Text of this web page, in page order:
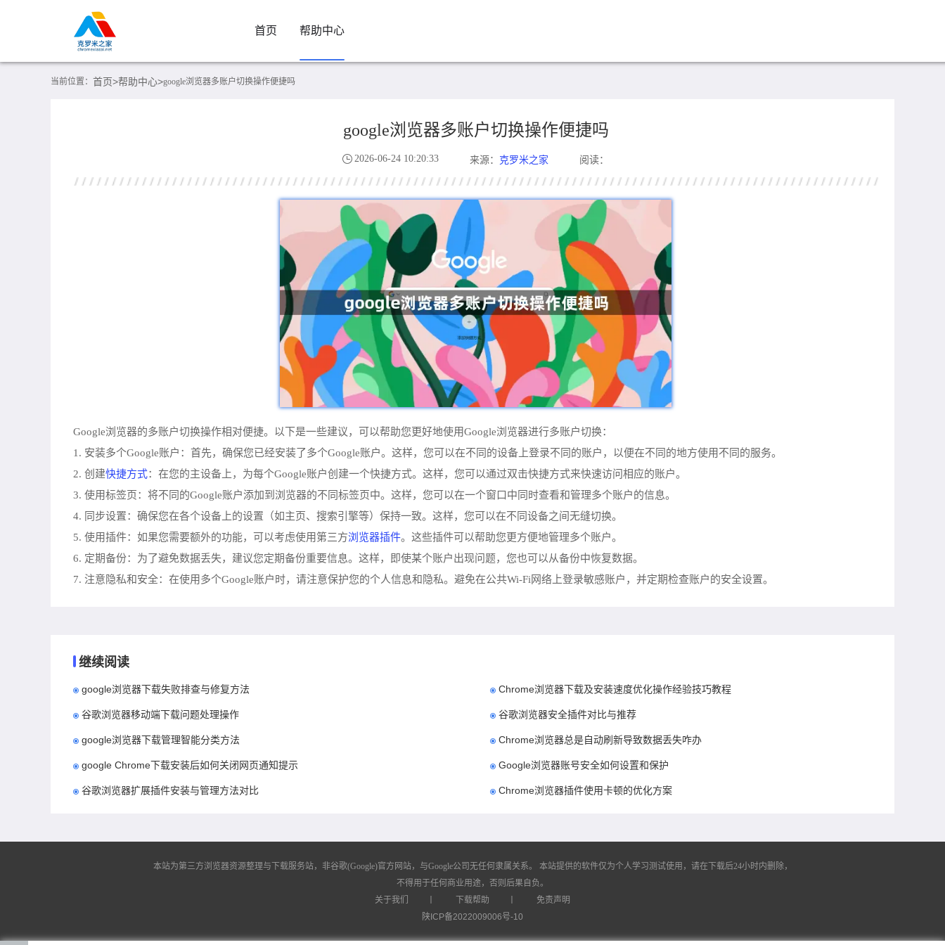
首页 帮助中心
当前位置： 首页>帮助中心>google浏览器多账户切换操作便捷吗
google浏览器多账户切换操作便捷吗
2026-06-24 10:20:33 来源： 克罗米之家 阅读：
Google浏览器的多账户切换操作相对便捷。以下是一些建议，可以帮助您更好地使用Google浏览器进行多账户切换：
1. 安装多个Google账户：首先，确保您已经安装了多个Google账户。这样，您可以在不同的设备上登录不同的账户，以便在不同的地方使用不同的服务。
2. 创建快捷方式：在您的主设备上，为每个Google账户创建一个快捷方式。这样，您可以通过双击快捷方式来快速访问相应的账户。
3. 使用标签页：将不同的Google账户添加到浏览器的不同标签页中。这样，您可以在一个窗口中同时查看和管理多个账户的信息。
4. 同步设置：确保您在各个设备上的设置（如主页、搜索引擎等）保持一致。这样，您可以在不同设备之间无缝切换。
5. 使用插件：如果您需要额外的功能，可以考虑使用第三方浏览器插件。这些插件可以帮助您更方便地管理多个账户。
6. 定期备份：为了避免数据丢失，建议您定期备份重要信息。这样，即使某个账户出现问题，您也可以从备份中恢复数据。
7. 注意隐私和安全：在使用多个Google账户时，请注意保护您的个人信息和隐私。避免在公共Wi-Fi网络上登录敏感账户，并定期检查账户的安全设置。
继续阅读
google浏览器下载失败排查与修复方法 Chrome浏览器下载及安装速度优化操作经验技巧教程
谷歌浏览器移动端下载问题处理操作 谷歌浏览器安全插件对比与推荐
google浏览器下载管理智能分类方法 Chrome浏览器总是自动刷新导致数据丢失咋办
google Chrome下载安装后如何关闭网页通知提示 Google浏览器账号安全如何设置和保护
谷歌浏览器扩展插件安装与管理方法对比 Chrome浏览器插件使用卡顿的优化方案
本站为第三方浏览器资源整理与下载服务站，非谷歌(Google)官方网站，与Google公司无任何隶属关系。
本站提供的软件仅为个人学习测试使用，请在下载后24小时内删除，
不得用于任何商业用途，否则后果自负。
关于我们
下载帮助
免责声明
陕ICP备2022009006号-10